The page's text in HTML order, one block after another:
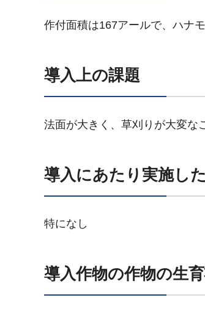
作付面積は167アールで、ハナ
導入上の課題
法面が大きく、草刈りが大変な
導入にあたり実施し
特になし
導入作物の作物の生